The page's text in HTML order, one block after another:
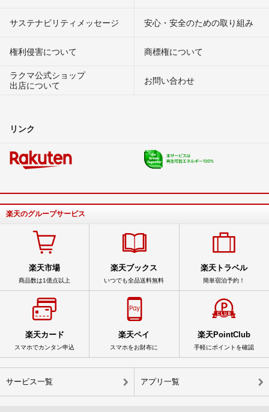
サステナビリティメッセージ 安心・安全のための取り組み
権利侵害について
商標権について
ラクマ公式ショップ
出店について
お問い合わせ
リンク
楽天のグループサービス
楽天市場
商品数は1億点以上
楽天ブックス
いつでも全品送料無料
楽天トラベル
簡単宿泊予約！
楽天カード
スマホでカンタン申込
楽天ペイ
スマホをお財布に
楽天PointClub
手軽にポイントを確認
サービス一覧 アプリ一覧